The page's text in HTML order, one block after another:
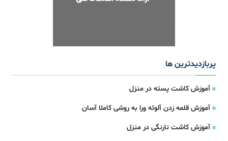
پربازدیدترین ها
آموزش کاشت پسته در منزل
آموزش قلمه زدن آلوئه ورا به روشی کاملا آسان
آموزش کاشت نارنگی در منزل